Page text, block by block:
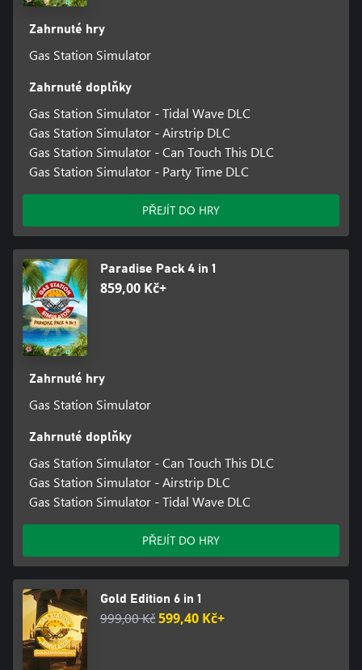
Zahrnuté hry
Gas Station Simulator
Zahrnuté doplňky
Gas Station Simulator - Tidal Wave DLC
Gas Station Simulator - Airstrip DLC
Gas Station Simulator - Can Touch This DLC
Gas Station Simulator - Party Time DLC
PŘEJÍT DO HRY
Paradise Pack 4 in 1
859,00 Kč+
Zahrnuté hry
Gas Station Simulator
Zahrnuté doplňky
Gas Station Simulator - Can Touch This DLC
Gas Station Simulator - Airstrip DLC
Gas Station Simulator - Tidal Wave DLC
PŘEJÍT DO HRY
Gold Edition 6 in 1
999,00 Kč599,40 Kč+